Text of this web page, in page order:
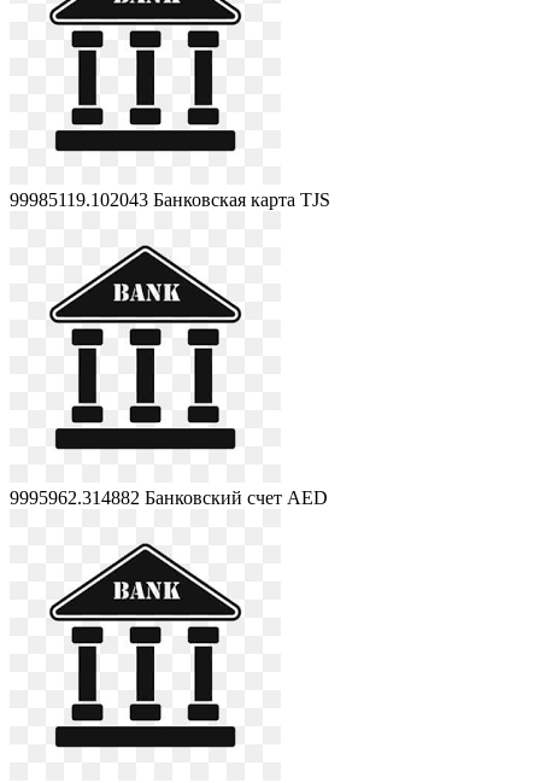
99985119.102043 Банковская карта TJS
9995962.314882 Банковский счет AED